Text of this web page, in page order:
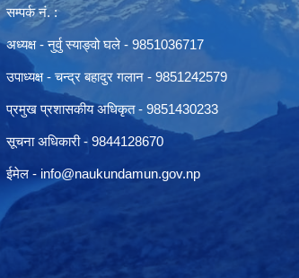
सम्पर्क नं. :
अध्यक्ष - नुर्वु स्याङ्वो घले - 9851036717
उपाध्यक्ष - चन्द्र बहादुर गलान - 9851242579
प्रमुख प्रशासकीय अधिकृत - 9851430233
सूचना अधिकारी - 9844128670
ईमेल - info@naukundamun.gov.np